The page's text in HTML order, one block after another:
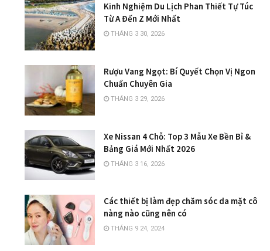
Kinh Nghiệm Du Lịch Phan Thiết Tự Túc
Từ A Đến Z Mới Nhất
THÁNG 3 30, 2026
Rượu Vang Ngọt: Bí Quyết Chọn Vị Ngon
Chuẩn Chuyên Gia
THÁNG 3 29, 2026
Xe Nissan 4 Chỗ: Top 3 Mẫu Xe Bền Bỉ &
Bảng Giá Mới Nhất 2026
THÁNG 3 16, 2026
Các thiết bị làm đẹp chăm sóc da mặt cô
nàng nào cũng nên có
THÁNG 9 24, 2024